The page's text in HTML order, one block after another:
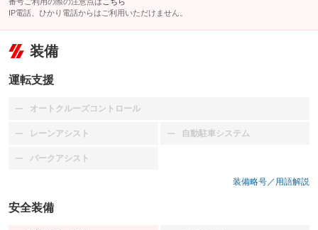
IP電話、ひかり電話からはご利用いただけません。
装備
運転支援
オートクルーズコントロール
：装備なし
レーンアシスト
：装備なし 自動駐車システム
：装備なし
パークアシスト
：装備なし
装備略号／用語解説
安全装備